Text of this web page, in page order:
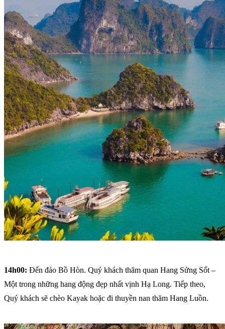
14h00: Đến đảo Bồ Hòn. Quý khách thăm quan Hang Sửng Sốt –
Một trong những hang động đẹp nhất vịnh Hạ Long. Tiếp theo,
Quý khách sẽ chèo Kayak hoặc đi thuyền nan thăm Hang Luồn.